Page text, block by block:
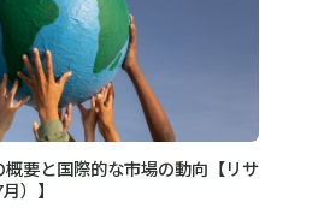
要と国際的な市場の動向【リサ
）】